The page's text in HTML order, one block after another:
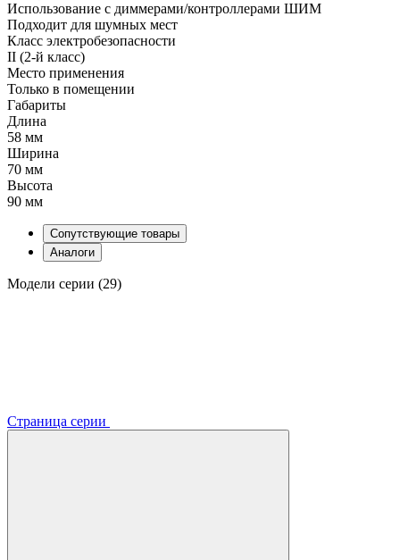
Использование с диммерами/контроллерами ШИМ
Подходит для шумных мест
Класс электробезопасности
II (2-й класс)
Место применения
Только в помещении
Габариты
Длина
58 мм
Ширина
70 мм
Высота
90 мм
Сопутствующие товары
Аналоги
Модели серии (29)
Страница серии